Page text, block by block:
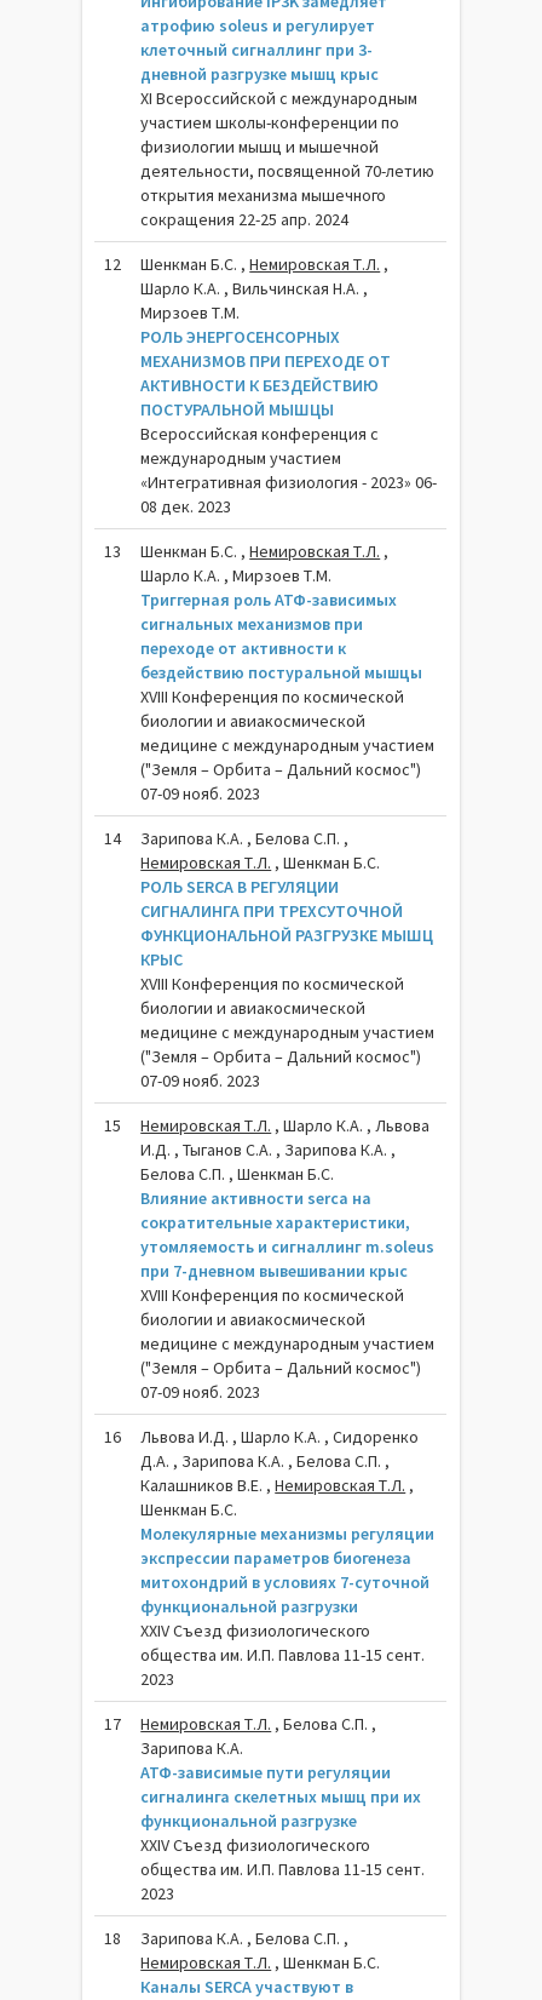
атрофию soleus и регулирует
клеточный сигналлинг при 3-
дневной разгрузке мышц крыс
XI Всероссийской с международным
участием школы-конференции по
физиологии мышц и мышечной
деятельности, посвященной 70-летию
открытия механизма мышечного
сокращения 22-25 апр. 2024
12 Шенкман Б.С. ,Немировская Т.Л. ,
Шарло К.А. , Вильчинская Н.А. ,
Мирзоев Т.М.
РОЛЬ ЭНЕРГОСЕНСОРНЫХ
МЕХАНИЗМОВ ПРИ ПЕРЕХОДЕ ОТ
АКТИВНОСТИ К БЕЗДЕЙСТВИЮ
ПОСТУРАЛЬНОЙ МЫШЦЫ
Всероссийская конференция с
международным участием
«Интегративная физиология - 2023» 06-
08 дек. 2023
13 Шенкман Б.С. ,Немировская Т.Л. ,
Шарло К.А. , Мирзоев Т.М.
Триггерная роль АТФ-зависимых
сигнальных механизмов при
переходе от активности к
бездействию постуральной мышцы
XVIII Конференция по космической
биологии и авиакосмической
медицине с международным участием
("Земля – Орбита – Дальний космос")
07-09 нояб. 2023
14
Зарипова К.А. , Белова С.П. ,
Немировская Т.Л. , Шенкман Б.С.
РОЛЬ SERCA В РЕГУЛЯЦИИ
СИГНАЛИНГА ПРИ ТРЕХСУТОЧНОЙ
ФУНКЦИОНАЛЬНОЙ РАЗГРУЗКЕ МЫШЦ
КРЫС
XVIII Конференция по космической
биологии и авиакосмической
медицине с международным участием
("Земля – Орбита – Дальний космос")
07-09 нояб. 2023
15 Немировская Т.Л. , Шарло К.А. , Львова
И.Д. , Тыганов С.А. , Зарипова К.А. ,
Белова С.П. , Шенкман Б.С.
Влияние активности serca на
сократительные характеристики,
утомляемость и сигналлинг m.soleus
при 7-дневном вывешивании крыс
XVIII Конференция по космической
биологии и авиакосмической
медицине с международным участием
("Земля – Орбита – Дальний космос")
07-09 нояб. 2023
16
Львова И.Д. , Шарло К.А. , Сидоренко
Д.А. , Зарипова К.А. , Белова С.П. ,
Калашников В.Е. ,Немировская Т.Л. ,
Шенкман Б.С.
Молекулярные механизмы регуляции
экспрессии параметров биогенеза
митохондрий в условиях 7-суточной
функциональной разгрузки
XXIV Съезд физиологического
общества им. И.П. Павлова 11-15 сент.
2023
17 Немировская Т.Л. , Белова С.П. ,
Зарипова К.А.
АТФ-зависимые пути регуляции
сигналинга скелетных мышц при их
функциональной разгрузке
XXIV Съезд физиологического
общества им. И.П. Павлова 11-15 сент.
2023
18
Зарипова К.А. , Белова С.П. ,
Немировская Т.Л. , Шенкман Б.С.
Каналы SERCA участвуют в